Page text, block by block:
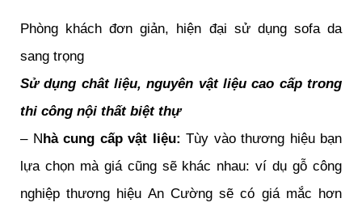
Phòng khách đơn giản, hiện đại sử dụng sofa da
sang trọng
Sử dụng chât liệu, nguyên vật liệu cao cấp trong
thi công nội thất biệt thự
– Nhà cung cấp vật liệu: Tùy vào thương hiệu bạn
lựa chọn mà giá cũng sẽ khác nhau: ví dụ gỗ công
nghiệp thương hiệu An Cường sẽ có giá mắc hơn